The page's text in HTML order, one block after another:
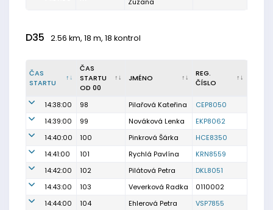
D35 2.56 km, 18 m, 18 kontrol
ČAS
STARTU
ČAS
STARTU
OD 00
JMÉNO
REG.
ČÍSLO
14:38:00 98 Pilařová Kateřina
CEP8050
14:39:00
99 Nováková Lenka
EKP8062
14:40:00
100 Pinkrová Šárka
HCE8350
14:41:00
101 Rychlá Pavlína
KRN8559
14:42:00
102 Pilátová Petra
DKL8051
14:43:00
103 Veverková Radka
0110002
14:44:00
104 Ehlerová Petra
VSP7855